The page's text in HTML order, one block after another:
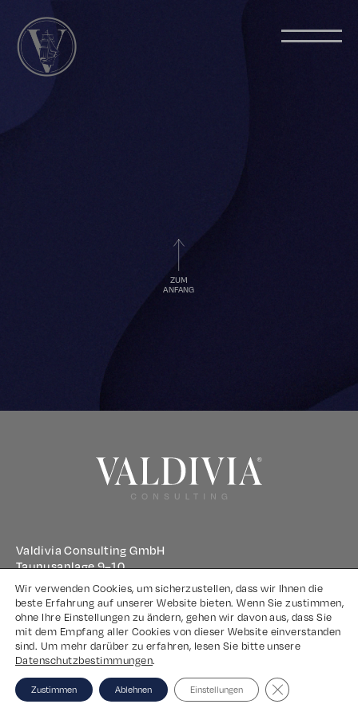
ZUM
ANFANG
Valdivia Consulting GmbH
Taunusanlage 9–10
60329 Frankfurt am Main
Impressum
Datenschutz
Wir verwenden Cookies, um sicherzustellen, dass wir Ihnen die
beste Erfahrung auf unserer Website bieten. Wenn Sie zustimmen,
ohne Ihre Einstellungen zu ändern, gehen wir davon aus, dass Sie
mit dem Empfang aller Cookies von dieser Website einverstanden
sind. Um mehr darüber zu erfahren, lesen Sie bitte unsere
Datenschutzbestimmungen.
Zustimmen Ablehnen Einstellungen Close GDPR